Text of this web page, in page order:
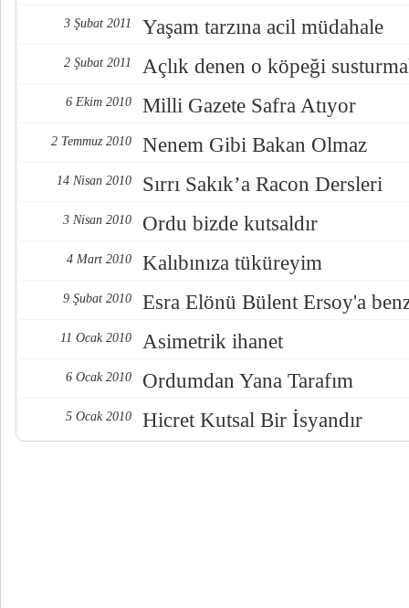
3 Şubat 2011 Yaşam tarzına acil müdahale
2 Şubat 2011 Açlık denen o köpeği
6 Ekim 2010 Milli Gazete Safra Atıyor
2 Temmuz 2010 Nenem Gibi Bakan Olmaz
14 Nisan 2010 Sırrı Sakık’a Racon Dersleri
3 Nisan 2010 Ordu bizde kutsaldır
4 Mart 2010 Kalıbınıza tüküreyim
9 Şubat 2010 Esra Elönü Bülent Ersoy'a
11 Ocak 2010 Asimetrik ihanet
6 Ocak 2010 Ordumdan Yana Tarafım
5 Ocak 2010 Hicret Kutsal Bir İsyandır